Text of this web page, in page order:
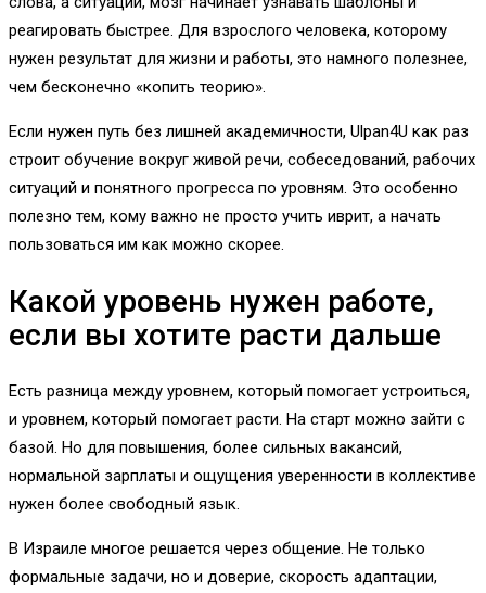
реагировать быстрее. Для взрослого человека, которому
нужен результат для жизни и работы, это намного полезнее,
чем бесконечно «копить теорию».
Если нужен путь без лишней академичности, Ulpan4U как раз
строит обучение вокруг живой речи, собеседований, рабочих
ситуаций и понятного прогресса по уровням. Это особенно
полезно тем, кому важно не просто учить иврит, а начать
пользоваться им как можно скорее.
Какой уровень нужен работе,
если вы хотите расти дальше
Есть разница между уровнем, который помогает устроиться,
и уровнем, который помогает расти. На старт можно зайти с
базой. Но для повышения, более сильных вакансий,
нормальной зарплаты и ощущения уверенности в коллективе
нужен более свободный язык.
В Израиле многое решается через общение. Не только
формальные задачи, но и доверие, скорость адаптации,